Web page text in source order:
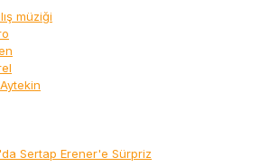
müziği
Sertap Erener'e Sürpriz